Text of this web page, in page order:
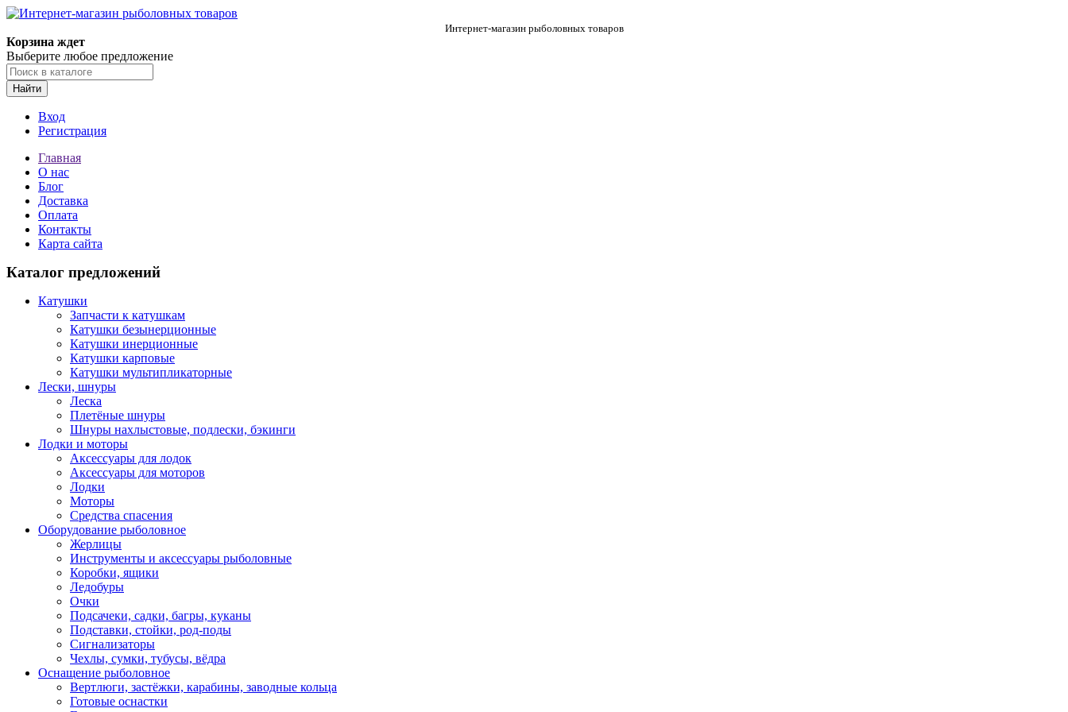
Интернет-магазин рыболовных товаров
Корзина ждет
Выберите любое предложение
Найти
Вход
Регистрация
Главная
О нас
Блог
Доставка
Оплата
Контакты
Карта сайта
Каталог предложений
Катушки
Запчасти к катушкам
Катушки безынерционные
Катушки инерционные
Катушки карповые
Катушки мультипликаторные
Лески, шнуры
Леска
Плетёные шнуры
Шнуры нахлыстовые, подлески, бэкинги
Лодки и моторы
Аксессуары для лодок
Аксессуары для моторов
Лодки
Моторы
Средства спасения
Оборудование рыболовное
Жерлицы
Инструменты и аксессуары рыболовные
Коробки, ящики
Ледобуры
Очки
Подсачеки, садки, багры, куканы
Подставки, стойки, род-поды
Сигнализаторы
Чехлы, сумки, тубусы, вёдра
Оснащение рыболовное
Вертлюги, застёжки, карабины, заводные кольца
Готовые оснастки